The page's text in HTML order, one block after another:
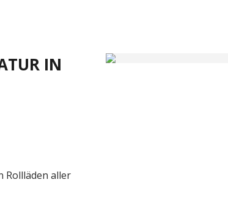
IN
Rollläden aller